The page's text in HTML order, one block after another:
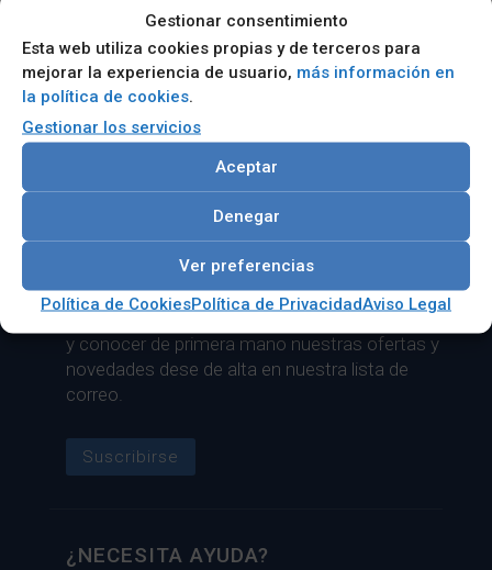
Gestionar consentimiento
Esta web utiliza cookies propias y de terceros para
mejorar la experiencia de usuario, más información en
la política de cookies.
Gestionar los servicios
Aceptar
Denegar
Ver preferencias
Política de CookiesPolítica de PrivacidadAviso Legal
(SIM) con tareas complejas de
procesamiento de imágenes y
aplicaciones multicámara
Cámaras Industriales
Visión Artificial
LISTA DE CORREO
Si necesita estar al día del sector tecnológico
y conocer de primera mano nuestras ofertas y
novedades dese de alta en nuestra lista de
correo.
Suscribirse
¿NECESITA AYUDA?